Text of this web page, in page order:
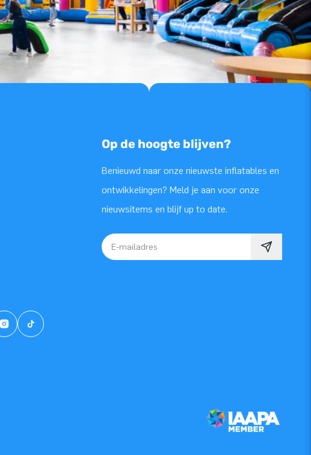
Op de hoogte blijven?
Benieuwd naar onze nieuwste inflatables en
ontwikkelingen? Meld je aan voor onze
nieuwsitems en blijf up to date.
E-mailadres